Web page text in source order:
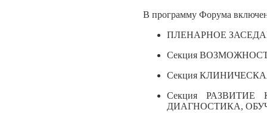
В программу Форума
ПЛЕНАРНОЕ
Секция
Секция
Секция
ДИАГНОСТИКА,